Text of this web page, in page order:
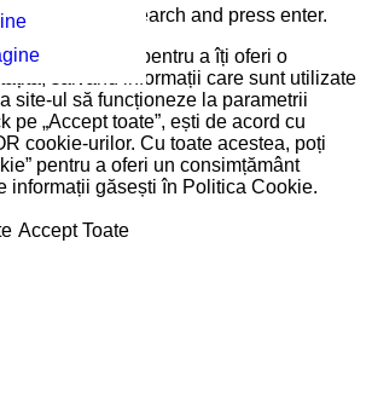
you want to search and press enter.
cookie-uri pentru a îți oferi o
salvând informații care sunt utilizate
site-ul să funcționeze la parametrii
pe „Accept toate”, ești de acord cu
cookie-urilor. Cu toate acestea, poți
pentru a oferi un consimțământ
informații găsești în Politica Cookie.
Accept Toate